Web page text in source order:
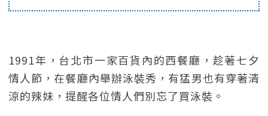
1991年，台北市一家百貨內的西餐廳，趁著七夕
情人節，在餐廳內舉辦泳裝秀，有猛男也有穿著清
涼的辣妹，提醒各位情人們別忘了買泳裝。